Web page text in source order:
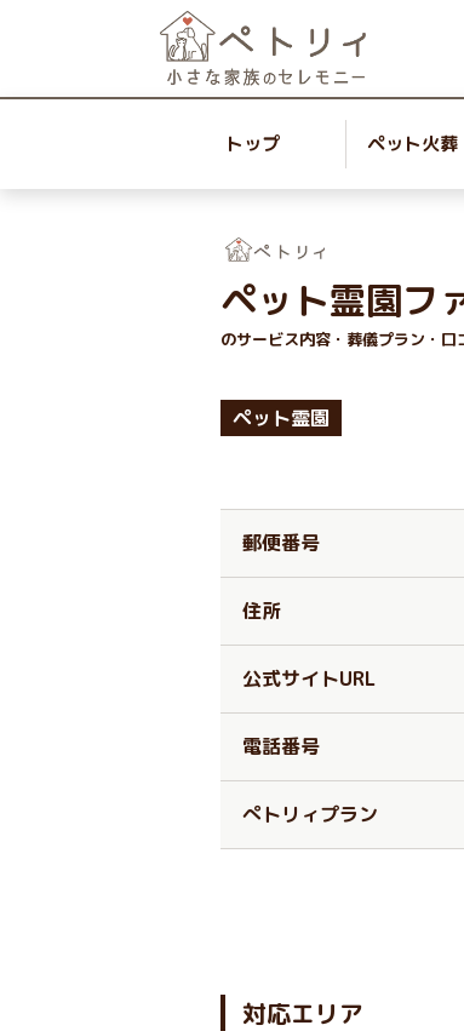
トップ ペット火葬
ペット霊園フ
のサービス内容・葬儀プラン・口
ペット霊園
郵便番号
住所
公式サイトURL
電話番号
ぺトリィプラン
対応エリア